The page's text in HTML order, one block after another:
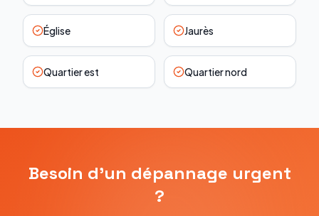
Église Jaurès
Quartier est Quartier nord
Besoin d'un dépannage urgent
?